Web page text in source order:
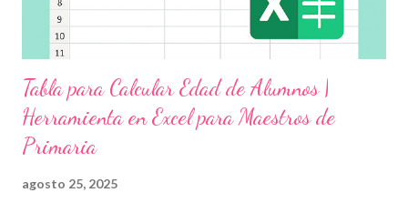
Tabla para Calcular Edad de Alumnos |
Herramienta en Excel para Maestros de
Primaria
agosto 25, 2025